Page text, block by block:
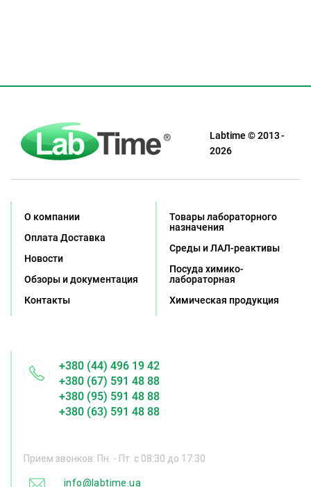
Labtime © 2013 -
2026
О компании
Оплата Доставка
Новости
Обзоры и документация
Контакты
Товары лабораторного
назначения
Среды и ЛАЛ-реактивы
Посуда химико-
лабораторная
Химическая продукция
+380 (44) 496 19 42
+380 (67) 591 48 88
+380 (95) 591 48 88
+380 (63) 591 48 88
Прием звонков: Пн. - Пт. с 08:30 до 17:30
info@labtime.ua